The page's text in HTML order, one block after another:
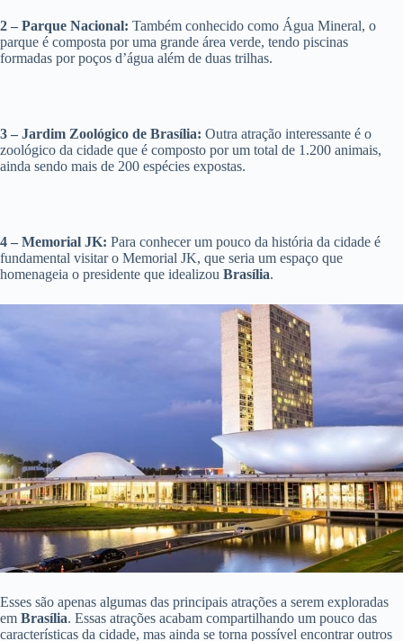
2 – Parque Nacional: Também conhecido como Água Mineral, o
parque é composta por uma grande área verde, tendo piscinas
formadas por poços d’água além de duas trilhas.
3 – Jardim Zoológico de Brasília: Outra atração interessante é o
zoológico da cidade que é composto por um total de 1.200 animais,
ainda sendo mais de 200 espécies expostas.
4 – Memorial JK: Para conhecer um pouco da história da cidade é
fundamental visitar o Memorial JK, que seria um espaço que
homenageia o presidente que idealizou Brasília.
Esses são apenas algumas das principais atrações a serem exploradas
em Brasília. Essas atrações acabam compartilhando um pouco das
características da cidade, mas ainda se torna possível encontrar outros